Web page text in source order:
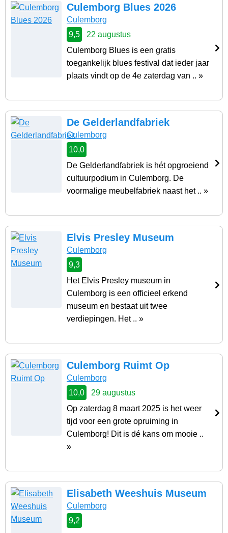
Culemborg Blues 2026
Culemborg
9,5
22 augustus
Culemborg Blues is een gratis
toegankelijk blues festival dat ieder jaar
plaats vindt op de 4e zaterdag van .. »
De Gelderlandfabriek
Culemborg
10,0
De Gelderlandfabriek is hét opgroeiend
cultuurpodium in Culemborg. De
voormalige meubelfabriek naast het .. »
Elvis Presley Museum
Culemborg
9,3
Het Elvis Presley museum in
Culemborg is een officieel erkend
museum en bestaat uit twee
verdiepingen. Het .. »
Culemborg Ruimt Op
Culemborg
10,0
29 augustus
Op zaterdag 8 maart 2025 is het weer
tijd voor een grote opruiming in
Culemborg! Dit is dé kans om mooie ..
»
Elisabeth Weeshuis Museum
Culemborg
9,2